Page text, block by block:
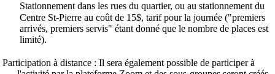
Stationnement dans les rues du quartier, ou au stationnement du
Centre St-Pierre au coût de 15$, tarif pour la journée ("premiers
arrivés, premiers servis" étant donné que le nombre de places est
limité).
Participation à distance : Il sera également possible de participer à